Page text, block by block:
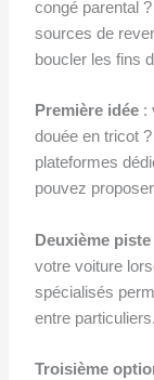
congé parental
sources de
boucler les fins
Première idée:
douée en tricot
plateformes
pouvez
Deuxième piste
votre voiture
spécialisés
entre particuliers.
Troisième